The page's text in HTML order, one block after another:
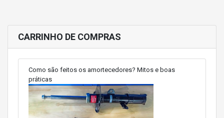
CARRINHO DE COMPRAS
Como são feitos os amortecedores? Mitos e boas
práticas